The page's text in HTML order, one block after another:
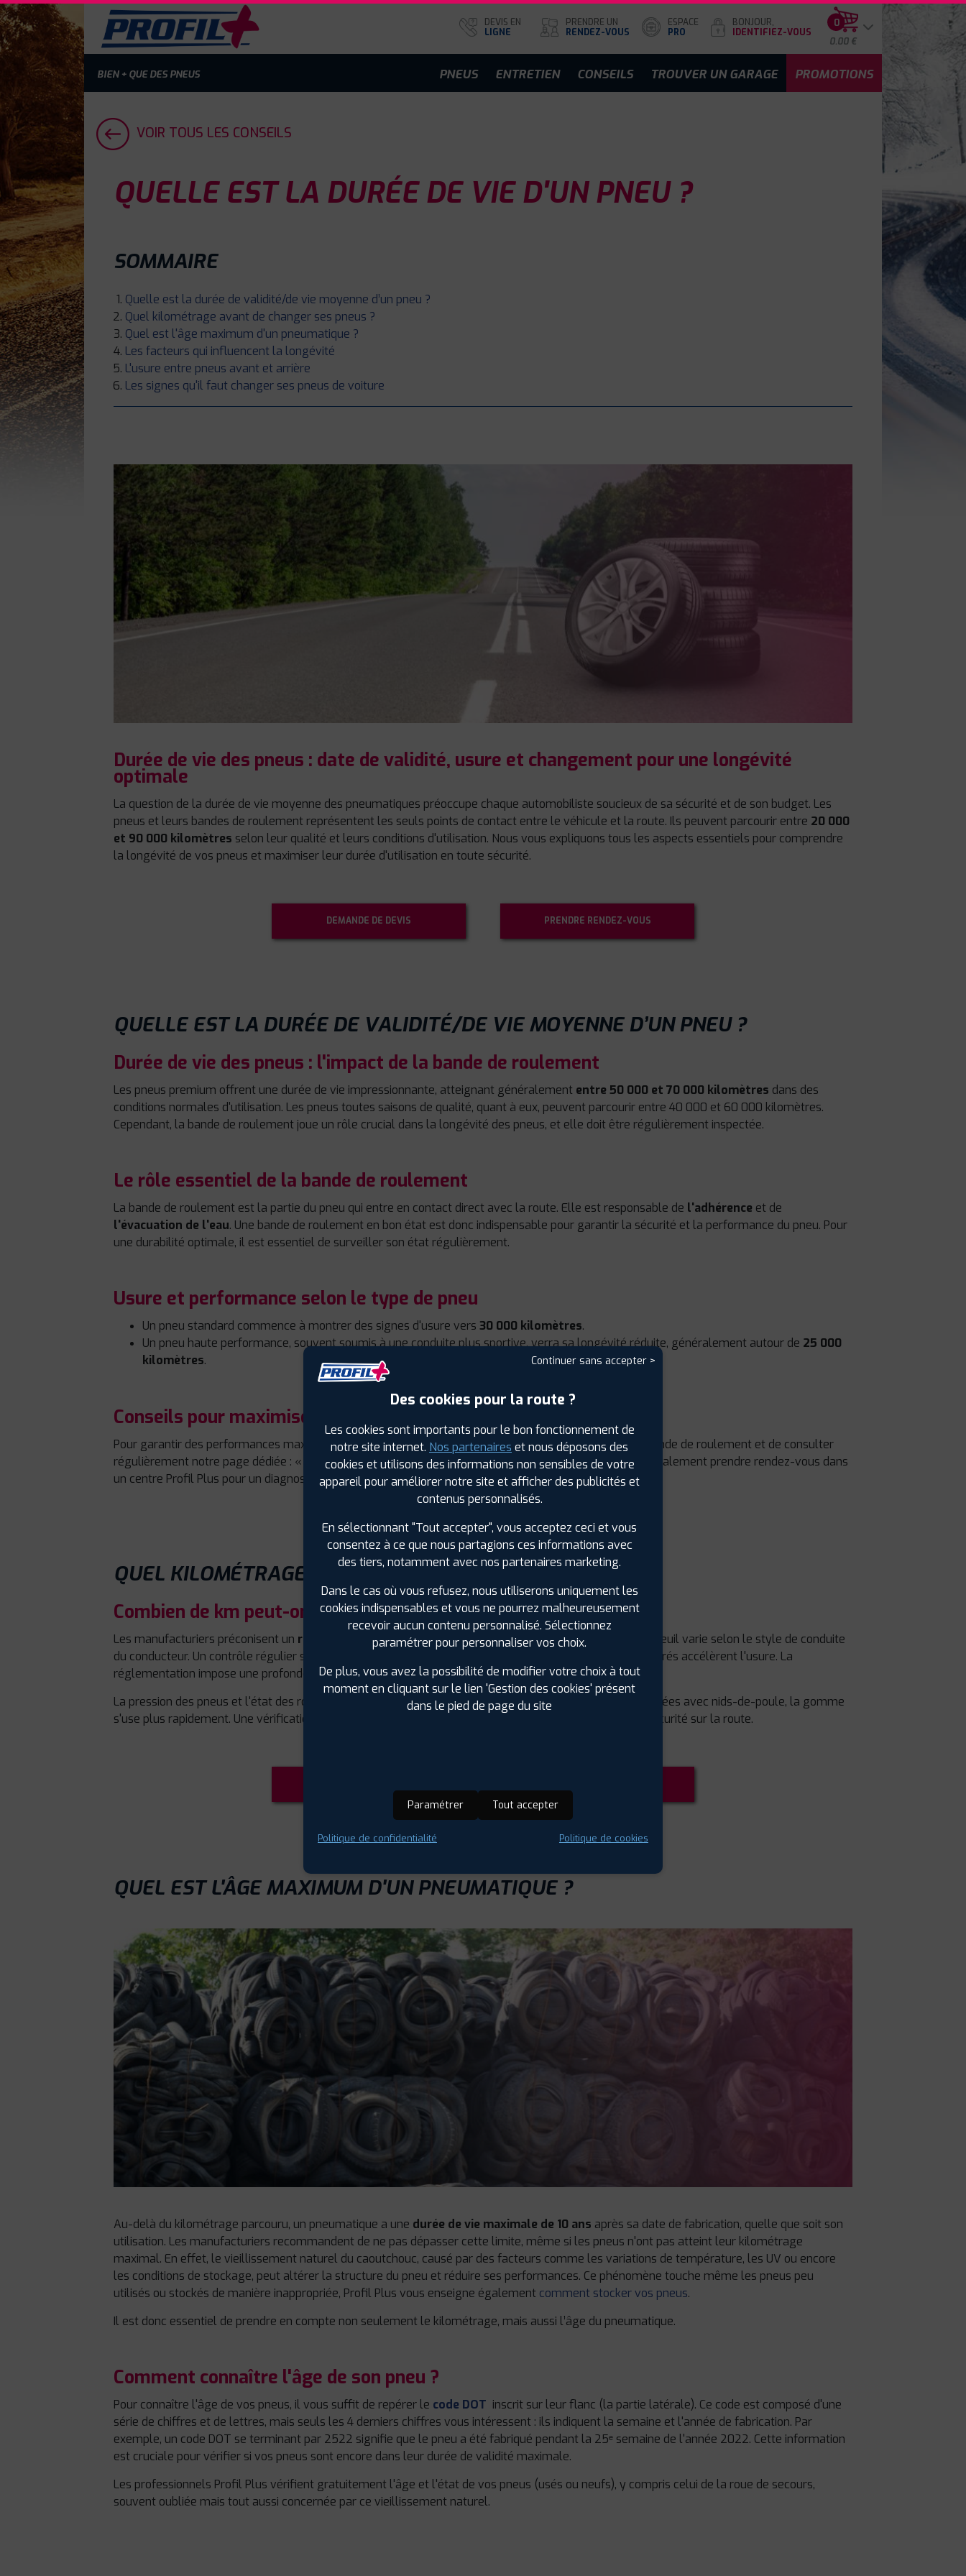
BIEN + QUE DES PNEUS
DEVIS EN
LIGNE
PRENDRE UN
RENDEZ-VOUS
ESPACE
PRO
BONJOUR,
IDENTIFIEZ-VOUS
0
0.00 €
PNEUS ENTRETIEN CONSEILS TROUVER UN GARAGE PROMOTIONS
VOIR TOUS LES CONSEILS
QUELLE EST LA DURÉE DE VIE D'UN PNEU ?
SOMMAIRE
Quelle est la durée de validité/de vie moyenne d’un pneu ?
Quel kilométrage avant de changer ses pneus ?
Quel est l'âge maximum d'un pneumatique ?
Les facteurs qui influencent la longévité
L'usure entre pneus avant et arrière
Les signes qu'il faut changer ses pneus de voiture
Durée de vie des pneus : date de validité, usure et changement pour une longévité
optimale
La question de la durée de vie moyenne des pneumatiques préoccupe chaque automobiliste soucieux de sa sécurité et de son budget. Les
pneus et leurs bandes de roulement représentent les seuls points de contact entre le véhicule et la route. Ils peuvent parcourir entre 20 000
et 90 000 kilomètres selon leur qualité et leurs conditions d'utilisation. Nous vous expliquons tous les aspects essentiels pour comprendre
la longévité de vos pneus et maximiser leur durée d'utilisation en toute sécurité.
DEMANDE DE DEVIS PRENDRE RENDEZ-VOUS
QUELLE EST LA DURÉE DE VALIDITÉ/DE VIE MOYENNE D’UN PNEU ?
Durée de vie des pneus : l'impact de la bande de roulement
Les pneus premium offrent une durée de vie impressionnante, atteignant généralement entre 50 000 et 70 000 kilomètres dans des
conditions normales d'utilisation. Les pneus toutes saisons de qualité, quant à eux, peuvent parcourir entre 40 000 et 60 000 kilomètres.
Cependant, la bande de roulement joue un rôle crucial dans la longévité des pneus, et elle doit être régulièrement inspectée.
Le rôle essentiel de la bande de roulement
La bande de roulement est la partie du pneu qui entre en contact direct avec la route. Elle est responsable de l'adhérence et de
l'évacuation de l'eau. Une bande de roulement en bon état est donc indispensable pour garantir la sécurité et la performance du pneu. Pour
une durabilité optimale, il est essentiel de surveiller son état régulièrement.
Usure et performance selon le type de pneu
Un pneu standard commence à montrer des signes d'usure vers 30 000 kilomètres.
Un pneu haute performance, souvent soumis à une conduite plus sportive, verra sa longévité réduite, généralement autour de 25 000
kilomètres.
Conseils pour maximiser la durée de vie des pneus
Pour garantir des performances maximales, nos experts recommandent de suivre de près l’état de la bande de roulement et de consulter
régulièrement notre page dédiée : «
Comment faire durer vos pneus plus longtemps ?». Vous pouvez également prendre rendez-vous dans
un centre Profil Plus pour un diagnostic détaillé et des recommandations personnalisées.
QUEL KILOMÉTRAGE AVANT DE CHANGER SES PNEUS ?
Combien de km peut-on parcourir avec des pneus ?
Les manufacturiers préconisent un remplacement préventifdès 40 000 km en moyenne, même si ce seuil varie selon le style de conduite
du conducteur. Un contrôle régulier s'avère indispensable car les démarrages brusques et les virages serrés accélèrent l'usure. La
réglementation impose une profondeur minimale de 1,6 mm pour les sculptures de vos pneus.
La pression des pneus et l'état des routes influencent directement ce kilométrage. Sur des routes dégradées avec nids-de-poule, la gomme
s'use plus rapidement. Une vérification mensuelle permet d'anticiper le changement et garantit votre sécurité sur la route.
QUEL EST L'ÂGE MAXIMUM D'UN PNEUMATIQUE ?
Au-delà du kilométrage parcouru, un pneumatique a une durée de vie maximale de 10 ans après sa date de fabrication, quelle que soit son
utilisation. Les manufacturiers recommandent de ne pas dépasser cette limite, même si les pneus n'ont pas atteint leur kilométrage
maximal. En effet, le vieillissement naturel du caoutchouc, causé par des facteurs comme les variations de température, les UV ou encore
les conditions de stockage, peut altérer la structure du pneu et réduire ses performances. Ce phénomène touche même les pneus peu
utilisés ou stockés de manière inappropriée, Profil Plus vous enseigne également comment stocker vos pneus.
Il est donc essentiel de prendre en compte non seulement le kilométrage, mais aussi l’âge du pneumatique.
Comment connaître l'âge de son pneu ?
Pour connaître l'âge de vos pneus, il vous suffit de repérer le code DOT inscrit sur leur flanc (la partie latérale). Ce code est composé d'une
série de chiffres et de lettres, mais seuls les 4 derniers chiffres vous intéressent : ils indiquent la semaine et l'année de fabrication. Par
exemple, un code DOT se terminant par 2522 signifie que le pneu a été fabriqué pendant la 25ᵉ semaine de l'année 2022. Cette information
est cruciale pour vérifier si vos pneus sont encore dans leur durée de validité maximale.
Les professionnels Profil Plus vérifient gratuitement l'âge et l'état de vos pneus (usés ou neufs), y compris celui de la roue de secours,
souvent oubliée mais tout aussi concernée par ce vieillissement naturel.
Continuer sans accepter >
Des cookies pour la route ?
Les cookies sont importants pour le bon fonctionnement de
notre site internet. Nos partenaires et nous déposons des
cookies et utilisons des informations non sensibles de votre
appareil pour améliorer notre site et afficher des publicités et
contenus personnalisés.
En sélectionnant "Tout accepter", vous acceptez ceci et vous
consentez à ce que nous partagions ces informations avec
des tiers, notamment avec nos partenaires marketing.
Dans le cas où vous refusez, nous utiliserons uniquement les
cookies indispensables et vous ne pourrez malheureusement
recevoir aucun contenu personnalisé. Sélectionnez
paramétrer pour personnaliser vos choix.
De plus, vous avez la possibilité de modifier votre choix à tout
moment en cliquant sur le lien 'Gestion des cookies' présent
dans le pied de page du site
Paramétrer Tout accepter
Politique de confidentialité Politique de cookies